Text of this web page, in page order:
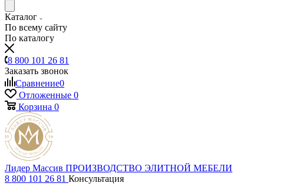
Каталог
По всему сайту
По каталогу
8 800 101 26 81
Заказать звонок
Сравнение0
Отложенные 0
Корзина 0
Лидер Массив ПРОИЗВОДСТВО ЭЛИТНОЙ МЕБЕЛИ
8 800 101 26 81 Консультация